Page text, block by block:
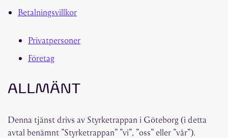
Betalningsvillkor
Privatpersoner
Företag
ALLMÄNT
Denna tjänst drivs av Styrketrappan i Göteborg (i detta
avtal benämnt ”Styrketrappan” ”vi”, ”oss” eller ”vår”).